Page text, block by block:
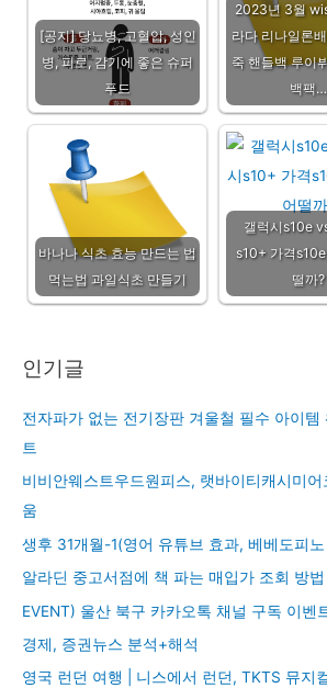
[공지] 당뇨병, 고혈압, 성인
병, 피로, 감기에 좋은 슈퍼
푸드
2023년 3월
라다 리나일론
죽 핸들백 루이
백팩…
바나나 식초 효능 만드는 법
먹는법 과일식초 만들기
갤럭시s10e
s10+ 가격
떨까?
인기글
전자파가 없는 전기장판 겨울철 필수 아이템
트
비비안웨스트우드원피스, 랫바이티캐시미
움
생후 31개월-1(영어 유튜브 효과, 베베도피
알라딘 중고서점에 책 파는 매입가 조회 방법
EVENT) 울산 북구 카카오톡 채널 구독 이벤
경제, 증권뉴스 분석+해석
영국 런던 여행 | 니스에서 런던, TKTS 뮤지